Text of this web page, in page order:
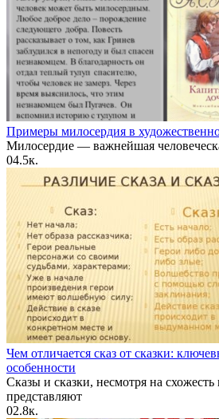
Примеры милосердия в
Милосердие — важнейшая
04.5к.
Чем отличается сказ от сказки:
особенности
Сказы и сказки, несмотря на схожесть
представляют
02.8к.